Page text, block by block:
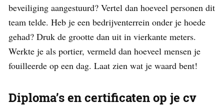
beveiliging aangestuurd? Vertel dan hoeveel personen dit
team telde. Heb je een bedrijventerrein onder je hoede
gehad? Druk de grootte dan uit in vierkante meters.
Werkte je als portier, vermeld dan hoeveel mensen je
fouilleerde op een dag. Laat zien wat je waard bent!
Diploma’s en certificaten op je cv